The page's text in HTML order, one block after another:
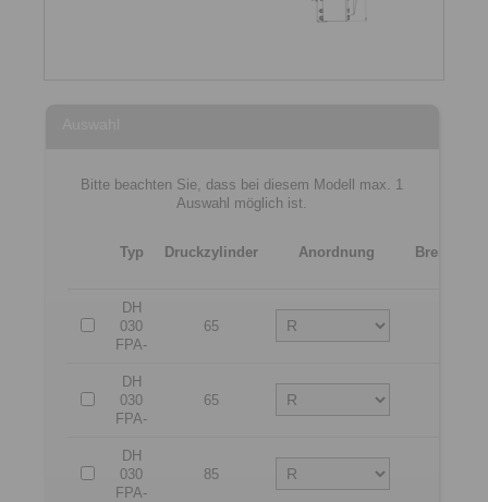
Bitte beachten Sie, dass bei diesem Modell max. 1
Auswahl möglich ist.
Typ Druckzylinder Anordnung
DH
030
FPA-
65
DH
030
FPA-
65
DH
030
FPA-
85